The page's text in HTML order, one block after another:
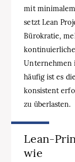
mit
setzt Lean
Bürokratie,
Unternehmen
häufig ist es
konsistent
zu überlasten.
Lean-
wie